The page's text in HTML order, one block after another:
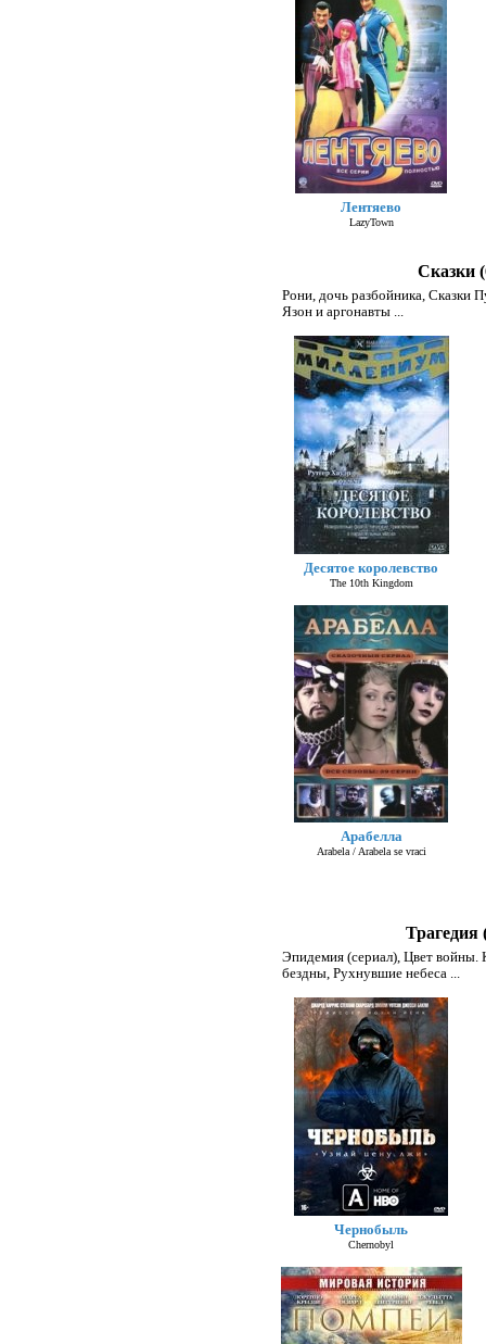
Лентяево
LazyTown
Сказки
Рони, дочь разбойника, Сказки
Язон и аргонавты ...
Десятое королевство
The 10th Kingdom
Арабелла
Arabela / Arabela se vraci
Трагедия
Эпидемия (сериал), Цвет войны.
бездны, Рухнувшие небеса ...
Чернобыль
Chernobyl